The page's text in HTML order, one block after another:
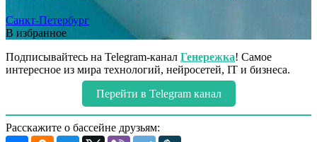
Санкт-Петербург
В избранное
Подписывайтесь на Telegram-канал Генережка! Самое
интересное из мира технологий, нейросетей, IT и бизнеса.
Перейти в Telegram канал
Расскажите о бассейне друзьям: